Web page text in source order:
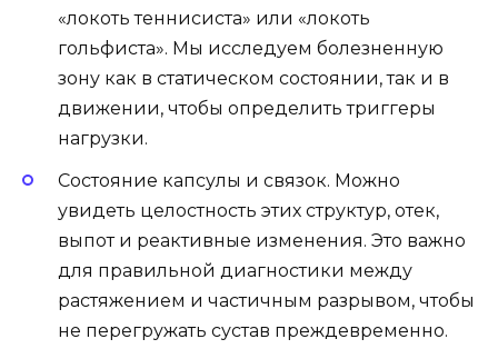
«локоть теннисиста» или «локоть
гольфиста». Мы исследуем болезненную
зону как в статическом состоянии, так и в
движении, чтобы определить триггеры
нагрузки.
Состояние капсулы и связок. Можно
увидеть целостность этих структур, отек,
выпот и реактивные изменения. Это важно
для правильной диагностики между
растяжением и частичным разрывом, чтобы
не перегружать сустав преждевременно.